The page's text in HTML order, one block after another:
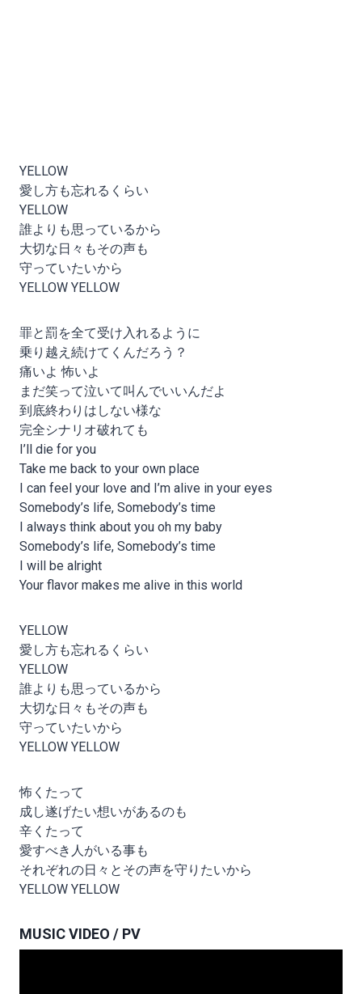
YELLOW
愛し方も忘れるくらい
YELLOW
誰よりも思っているから
大切な日々もその声も
守っていたいから
YELLOW YELLOW
罪と罰を全て受け入れるように
乗り越え続けてくんだろう？
痛いよ 怖いよ
まだ笑って泣いて叫んでいいんだよ
到底終わりはしない様な
完全シナリオ破れても
I’ll die for you
Take me back to your own place
I can feel your love and I’m alive in your eyes
Somebody’s life, Somebody’s time
I always think about you oh my baby
Somebody’s life, Somebody’s time
I will be alright
Your flavor makes me alive in this world
YELLOW
愛し方も忘れるくらい
YELLOW
誰よりも思っているから
大切な日々もその声も
守っていたいから
YELLOW YELLOW
怖くたって
成し遂げたい想いがあるのも
辛くたって
愛すべき人がいる事も
それぞれの日々とその声を守りたいから
YELLOW YELLOW
MUSIC VIDEO / PV